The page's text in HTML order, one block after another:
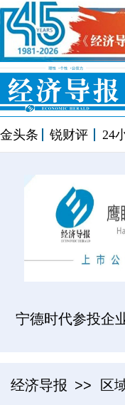
金头条 锐财评 24
宁德时代参投企
经济导报 >> 区